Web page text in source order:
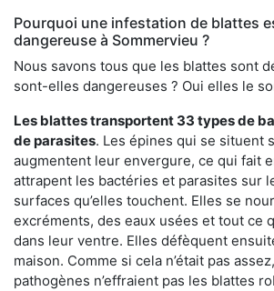
Pourquoi une infestation de blattes
dangereuse à Sommervieu ?
Nous savons tous que les blattes sont
sont-elles dangereuses ? Oui elles le
Les blattes transportent 33 types de
de parasites. Les épines qui se situent
augmentent leur envergure, ce qui fait
attrapent les bactéries et parasites sur
surfaces qu’elles touchent. Elles se
excréments, des eaux usées et tout ce
dans leur ventre. Elles défèquent
maison. Comme si cela n’était pas
pathogènes n’effraient pas les blattes